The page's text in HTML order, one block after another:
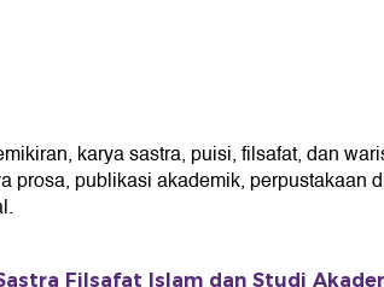
karya sastra, puisi, filsafat, dan
publikasi akademik, perpustakaan
Filsafat Islam dan Studi